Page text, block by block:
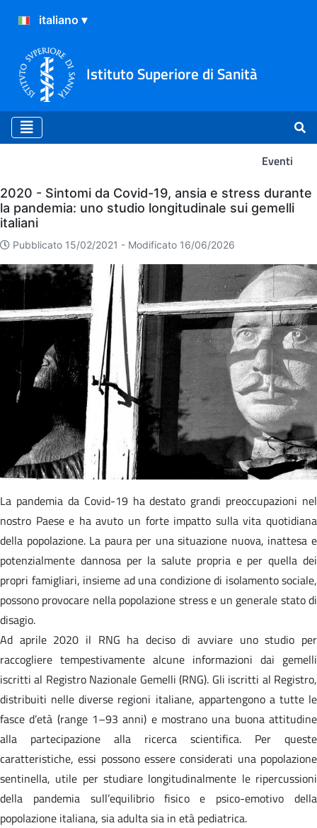
Istituto Superiore di Sanità
Eventi
Eventi
2020 - Sintomi da Covid-19, ansia e stress durante
la pandemia: uno studio longitudinale sui gemelli
italiani
Pubblicato 15/02/2021 - Modificato 16/06/2026
La pandemia da Covid-19 ha destato grandi preoccupazioni nel
nostro Paese e ha avuto un forte impatto sulla vita quotidiana
della popolazione. La paura per una situazione nuova, inattesa e
potenzialmente dannosa per la salute propria e per quella dei
propri famigliari, insieme ad una condizione di isolamento sociale,
possono provocare nella popolazione stress e un generale stato di
disagio.
Ad aprile 2020 il RNG ha deciso di avviare uno studio per
raccogliere tempestivamente alcune informazioni dai gemelli
iscritti al Registro Nazionale Gemelli (RNG). Gli iscritti al Registro,
distribuiti nelle diverse regioni italiane, appartengono a tutte le
fasce d’età (range 1–93 anni) e mostrano una buona attitudine
alla partecipazione alla ricerca scientifica. Per queste
caratteristiche, essi possono essere considerati una popolazione
sentinella, utile per studiare longitudinalmente le ripercussioni
della pandemia sull’equilibrio fisico e psico-emotivo della
popolazione italiana, sia adulta sia in età pediatrica.